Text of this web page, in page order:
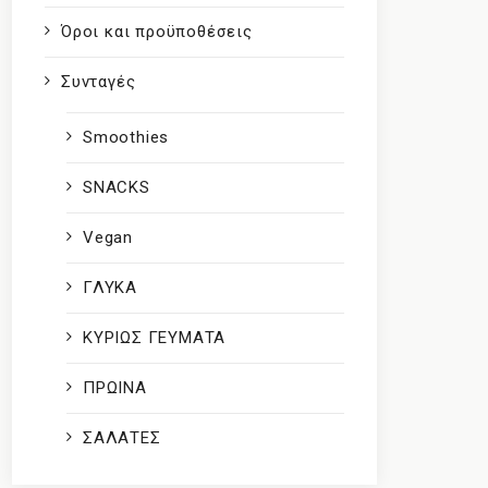
Όροι και προϋποθέσεις
Συνταγές
Smoothies
SNACKS
Vegan
ΓΛΥΚΑ
ΚΥΡΙΩΣ ΓΕΥΜΑΤΑ
ΠΡΩΙΝΑ
ΣΑΛΑΤΕΣ